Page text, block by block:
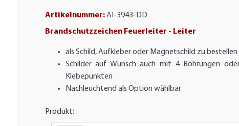
Artikelnummer:AI-3943-DD
Brandschutzzeichen Feuerleiter - Leiter
als Schild, Aufkleber oder Magnetschild zu bestellen
Schilder auf Wunsch auch mit 4 Bohrungen
Klebepunkten
Nachleuchtend als Option wählbar
Produkt: